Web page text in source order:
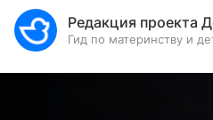
Редакция проекта
Гид по материнству и